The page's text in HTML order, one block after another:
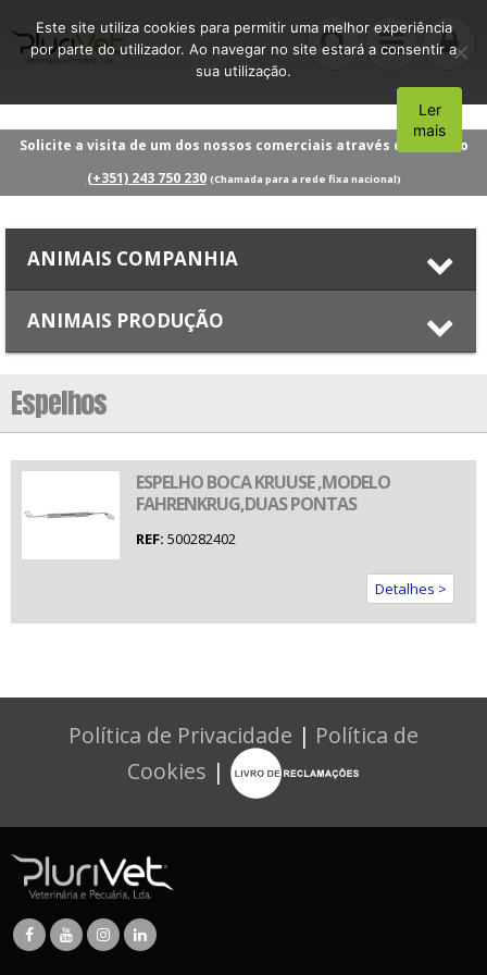
Solicite a visita de um dos nossos comerciais através do número
(+351) 243 750 230 (Chamada para a rede fixa nacional)
ANIMAIS COMPANHIA
ANIMAIS PRODUÇÃO
Espelhos
ESPELHO BOCA KRUUSE ,MODELO
FAHRENKRUG,DUAS PONTAS
REF: 500282402
Detalhes >
Política de Privacidade | Política de
Cookies |
Este site utiliza cookies para permitir uma melhor experiência
por parte do utilizador. Ao navegar no site estará a consentir a
sua utilização.
Aceito
Ler
mais